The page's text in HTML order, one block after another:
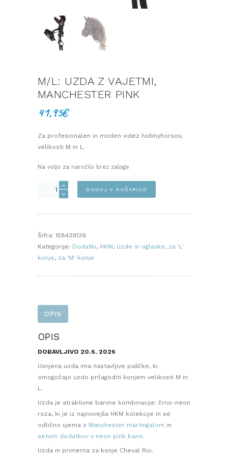
M/L: UZDA Z VAJETMI,
MANCHESTER PINK
41,95€
Za profesionalen in moden videz hobbyhorsov,
velikosti M in L.
Na voljo za naročilo brez zaloge
Manchester
količina
DODAJ V KOŠARICO
Šifra: 158439139
Kategorije: Dodatki, HKM, Uzde in oglavke, za 'L'
konje, za 'M' konje
OPIS
OPIS
DOBAVLJIVO 20.6. 2026
Usnjena uzda ima nastavljive paščke, ki
omogočajo uzdo prilagoditi konjem velikosti M in
L.
Uzda je atraktivne barvne kombinacije: črno-neon
roza, ki je iz najnovejša HKM kolekcije in se
odlično ujema z Manchester martingalom in
setom dodatkov v neon pink barvi.
Uzda ni primerna za konje Cheval Roi.